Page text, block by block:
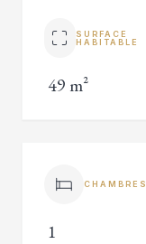
SURFACE
HABITABLE
49 m²
CHAMBRES
1